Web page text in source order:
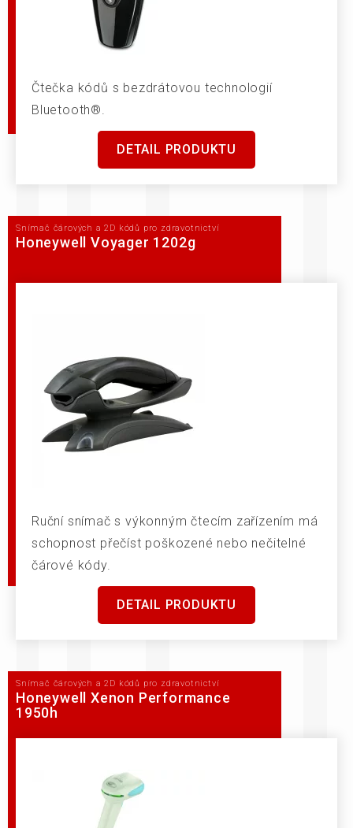
Čtečka kódů s bezdrátovou technologií
Bluetooth®.
DETAIL PRODUKTU
Snímač čárových a 2D kódů pro zdravotnictví
Honeywell Voyager 1202g
Ruční snímač s výkonným čtecím zařízením má
schopnost přečíst poškozené nebo nečitelné
čárové kódy.
DETAIL PRODUKTU
Snímač čárových a 2D kódů pro zdravotnictví
Honeywell Xenon Performance
1950h